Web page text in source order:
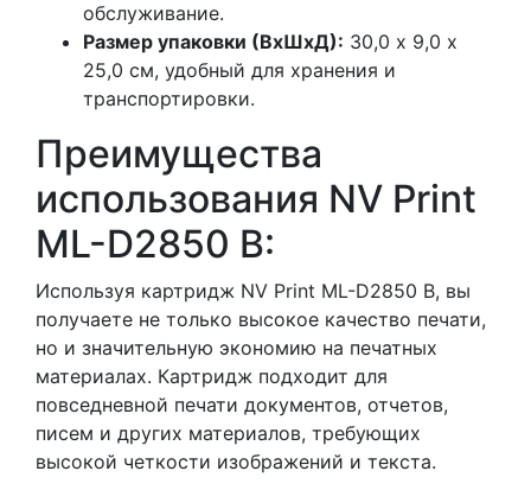
обслуживание.
Размер упаковки (ВхШхД): 30,0 х 9,0 х
25,0 см, удобный для хранения и
транспортировки.
Преимущества
использования NV Print
ML-D2850 B:
Используя картридж NV Print ML-D2850 B, вы
получаете не только высокое качество печати,
но и значительную экономию на печатных
материалах. Картридж подходит для
повседневной печати документов, отчетов,
писем и других материалов, требующих
высокой четкости изображений и текста.